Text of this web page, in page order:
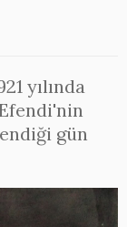
yılında
gün